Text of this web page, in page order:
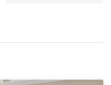
和國際學校，吸引不少家客
場行情及專業分析，由我們
處理樓宇買賣西半山物業租